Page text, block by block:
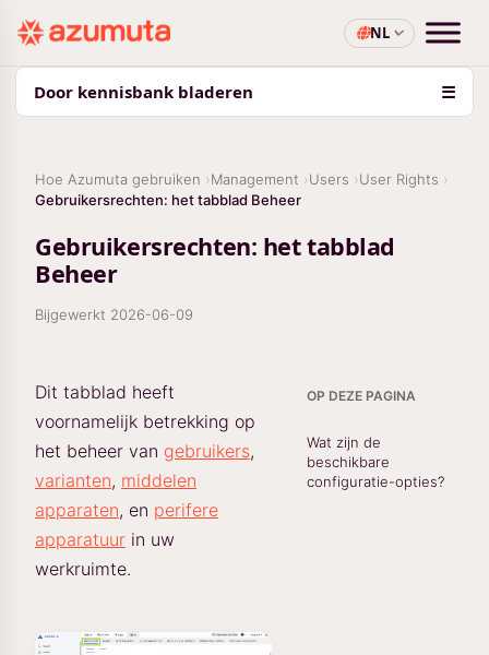
NL
Door kennisbank bladeren ☰
Hoe Azumuta gebruiken Management Users
User Rights
Gebruikersrechten: het tabblad Beheer
Gebruikersrechten: het tabblad
Beheer
Bijgewerkt 2026-06-09
Dit tabblad heeft
voornamelijk betrekking op
het beheer van gebruikers,
varianten, middelen
apparaten, en perifere
apparatuur in uw
werkruimte.
OP DEZE PAGINA
Wat zijn de
beschikbare
configuratie-opties?